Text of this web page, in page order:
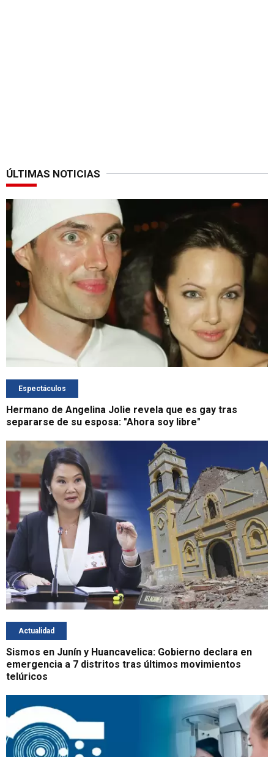
ÚLTIMAS NOTICIAS
Espectáculos
Hermano de Angelina Jolie revela que es gay tras
separarse de su esposa: "Ahora soy libre"
Actualidad
Sismos en Junín y Huancavelica: Gobierno declara en
emergencia a 7 distritos tras últimos movimientos
telúricos